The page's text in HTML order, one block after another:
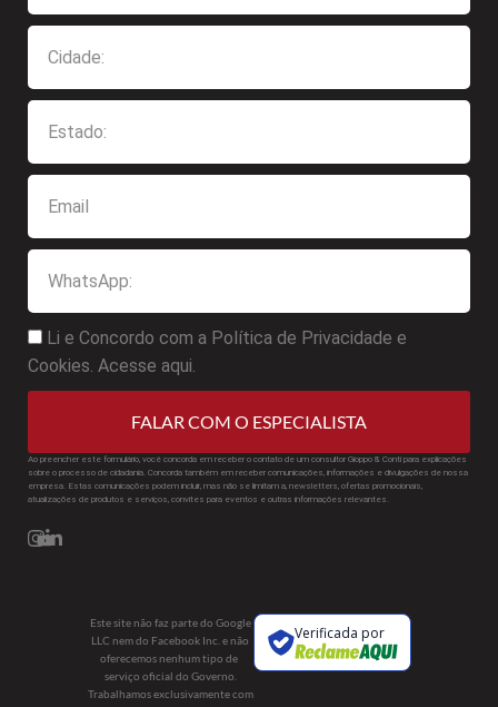
Li e Concordo com a Política de Privacidade e
Cookies. Acesse aqui.
FALAR COM O ESPECIALISTA
Ao preencher este formulário, você concorda em receber o contato de um consultor Gioppo & Conti para explicações
sobre o processo de cidadania. Concorda também em receber comunicações, informações e divulgações de nossa
empresa. Estas comunicações podem incluir, mas não se limitam a, newsletters, ofertas promocionais,
atualizações de produtos e serviços, convites para eventos e outras informações relevantes.
Este site não faz parte do Google
LLC nem do Facebook Inc. e não
oferecemos nenhum tipo de
serviço oficial do Governo.
Trabalhamos exclusivamente com
Verificada por